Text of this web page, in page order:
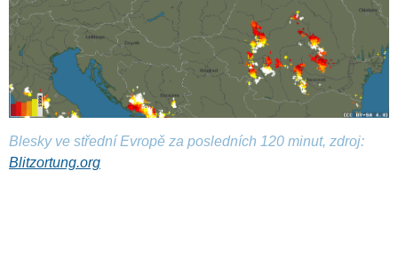
Blesky ve střední Evropě za posledních 120 minut, zdroj:
Blitzortung.org